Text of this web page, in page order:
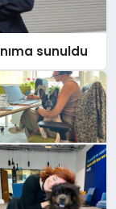
sunuldu